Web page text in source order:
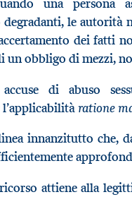
una persona
le autorità
dei fatti
un obbligo di mezzi,
di abuso
ratione
innanzitutto che,
attiene alla